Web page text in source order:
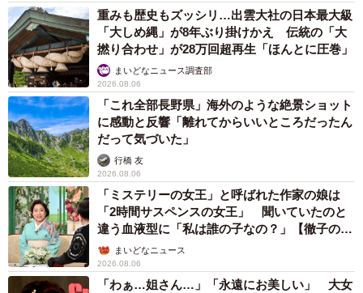
重みも歴史もズッシリ…出雲大社の日本最大級
「大しめ縄」が8年ぶり掛けかえ 伝統の「大
撚り合わせ」が28万回超再生「ほんとに圧巻」
まいどなニュース調査部
2026.08.06
「これ全部長野県」海外のような絶景ショット
に感動と反響「離れてからいいところだったん
だって気づいた」
行橋 友
2026.08.06
「ミステリーの女王」と呼ばれた作家の娘は
「2時間サスペンスの女王」 聞いていたのと
違う血液型に「私は誰の子なの？」【徹子の部
屋】まいどなニュース
2026.08.06
「わぁ…姐さん…」「永遠にお美しい」 大女